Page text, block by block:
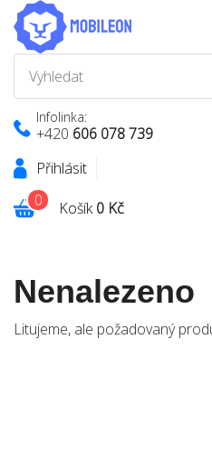
Infolinka:
+420 606 078 739
Přihlásit
Košík0 Kč
0
Nenalezeno
Litujeme, ale požadovaný